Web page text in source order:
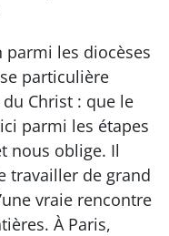
parmi les diocèses
particulière
Christ : que le
parmi les étapes
nous oblige. Il
travailler de grand
vraie rencontre
À Paris,